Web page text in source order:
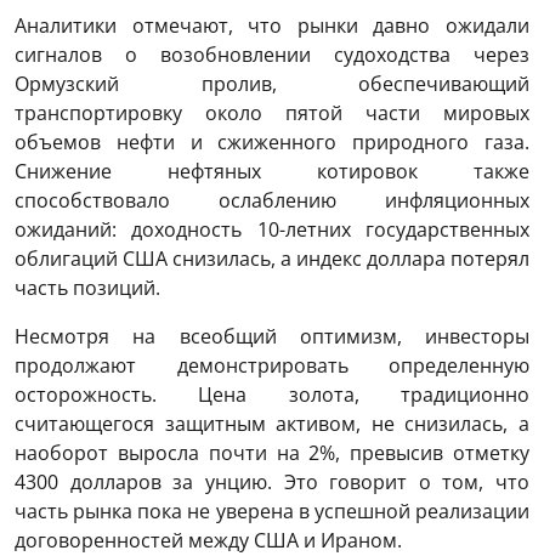
Аналитики отмечают, что рынки давно ожидали
сигналов о возобновлении судоходства через
Ормузский пролив, обеспечивающий
транспортировку около пятой части мировых
объемов нефти и сжиженного природного газа.
Снижение нефтяных котировок также
способствовало ослаблению инфляционных
ожиданий: доходность 10-летних государственных
облигаций США снизилась, а индекс доллара потерял
часть позиций.
Несмотря на всеобщий оптимизм, инвесторы
продолжают демонстрировать определенную
осторожность. Цена золота, традиционно
считающегося защитным активом, не снизилась, а
наоборот выросла почти на 2%, превысив отметку
4300 долларов за унцию. Это говорит о том, что
часть рынка пока не уверена в успешной реализации
договоренностей между США и Ираном.